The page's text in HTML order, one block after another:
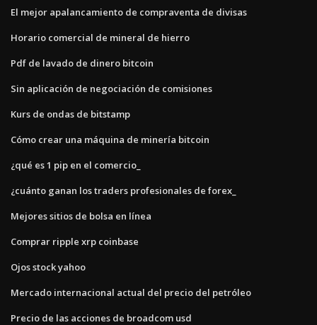
El mejor apalancamiento de compraventa de divisas
Horario comercial de mineral de hierro
Pdf de lavado de dinero bitcoin
Sin aplicación de negociación de comisiones
Kurs de ondas de bitstamp
Cómo crear una máquina de minería bitcoin
¿qué es 1 pip en el comercio_
¿cuánto ganan los traders profesionales de forex_
Mejores sitios de bolsa en línea
Comprar ripple xrp coinbase
Ojos stock yahoo
Mercado internacional actual del precio del petróleo
Precio de las acciones de broadcom usd